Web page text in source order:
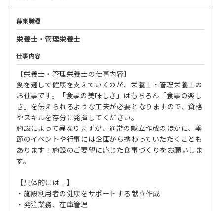
募集職種
栄養士・管理栄養士
仕事内容
【栄養士・管理栄養士の仕事内容】
食を通して健康を支えていくのが、栄養士・管理栄養士の
お仕事です。「食事の美味しさ」はもちろん「食事の楽し
さ」を伝えられるような工夫が必要となりますので、資格
やスキルを存分に発揮してください。
施設によって異なりますが、通常の献立作成のほかに、季
節のイベントや行事には企画から携わっていただくことも
あります！施設のご要望に応じた食事づくりをお願いしま
す。
【具体的には…】
・施設利用者の健康をサポートする献立作成
・発注業務、在庫管理